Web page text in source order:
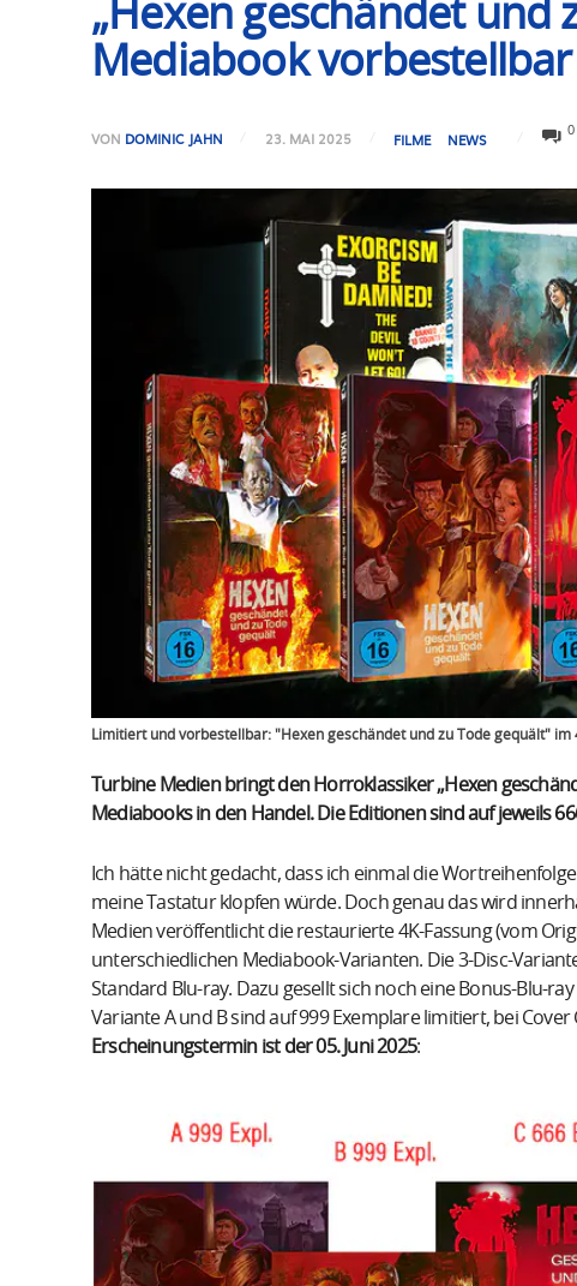
„Hexen geschändet und
Mediabook vorbestellbar
VON DOMINIC JAHN 23. MAI 2025 FILME NEWS
0
Limitiert und vorbestellbar: "Hexen geschändet und zu Tode gequält" im
Turbine Medien bringt den Horroklassiker „Hexen
Mediabooks in den Handel. Die Editionen sind auf jeweils
Ich hätte nicht gedacht, dass ich einmal die Wortreihenfolge
meine Tastatur klopfen würde. Doch genau das wird
Medien veröffentlicht die restaurierte 4K-Fassung (vom
unterschiedlichen Mediabook-Varianten. Die 3-Disc-
Standard Blu-ray. Dazu gesellt sich noch eine Bonus-Blu-
Variante A und B sind auf 999 Exemplare limitiert, bei Cover
Erscheinungstermin ist der 05. Juni 2025: